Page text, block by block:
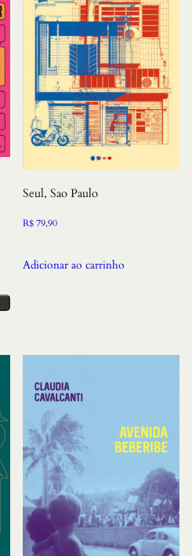
Seul, Sao Paulo
R$79,90
Adicionar ao carrinho